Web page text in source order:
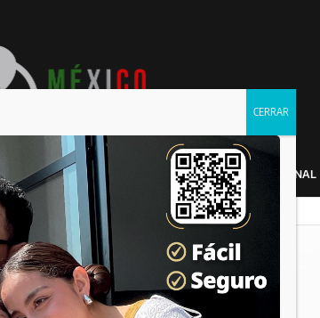
POLICIACA NACIONAL
a robar;
y